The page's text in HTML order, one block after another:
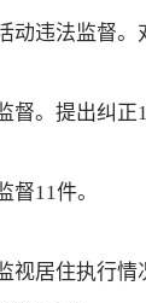
违法监督。对
。提出纠正1
11件。
居住执行情